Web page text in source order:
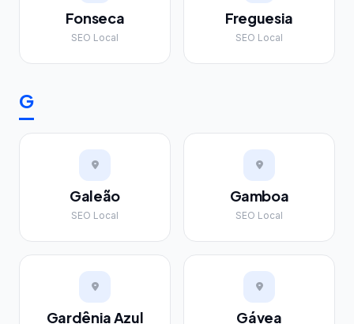
Fonseca
SEO Local
Freguesia
SEO Local
G
Galeão
SEO Local
Gamboa
SEO Local
Gardênia Azul Gávea